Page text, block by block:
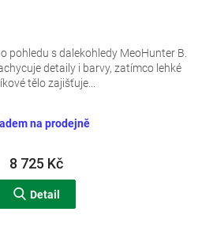
na prodejně
8 725 Kč
Detail
pohledu s dalekohledy MeoHunter B.
detaily i barvy, zatímco lehké
tělo zajišťuje...